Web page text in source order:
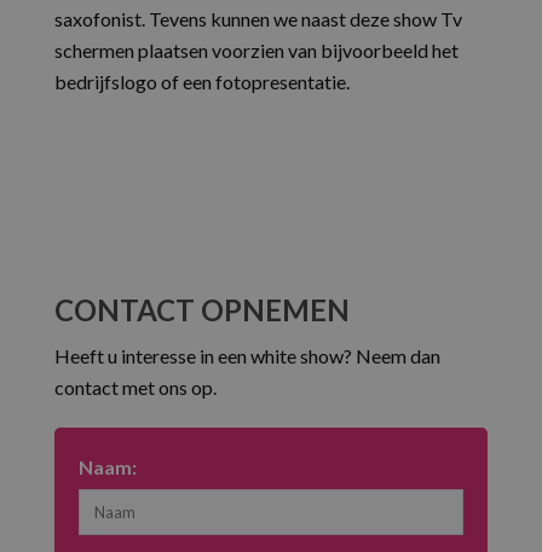
saxofonist. Tevens kunnen we naast deze show Tv
schermen plaatsen voorzien van bijvoorbeeld het
bedrijfslogo of een fotopresentatie.
CONTACT OPNEMEN
Heeft u interesse in een white show? Neem dan
contact met ons op.
Naam: